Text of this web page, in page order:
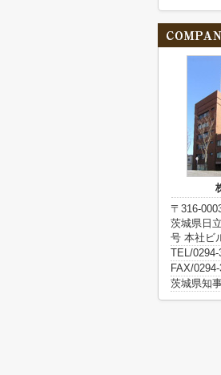
〒316-
茨城県日
号 本社ビ
TEL/0294-
FAX/
茨城県知